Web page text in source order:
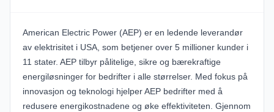
American Electric Power (AEP) er en ledende leverandør
av elektrisitet i USA, som betjener over 5 millioner kunder i
11 stater. AEP tilbyr pålitelige, sikre og bærekraftige
energiløsninger for bedrifter i alle størrelser. Med fokus på
innovasjon og teknologi hjelper AEP bedrifter med å
redusere energikostnadene og øke effektiviteten. Gjennom